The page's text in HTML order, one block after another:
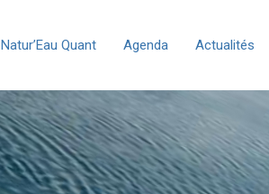
Natur’Eau Quant Agenda Actualités